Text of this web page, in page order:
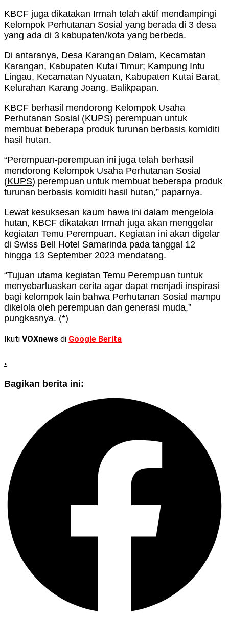
KBCF juga dikatakan Irmah telah aktif mendampingi
Kelompok Perhutanan Sosial yang berada di 3 desa
yang ada di 3 kabupaten/kota yang berbeda.
Di antaranya, Desa Karangan Dalam, Kecamatan
Karangan, Kabupaten Kutai Timur; Kampung Intu
Lingau, Kecamatan Nyuatan, Kabupaten Kutai Barat,
Kelurahan Karang Joang, Balikpapan.
KBCF berhasil mendorong Kelompok Usaha
Perhutanan Sosial (KUPS) perempuan untuk
membuat beberapa produk turunan berbasis komiditi
hasil hutan.
“Perempuan-perempuan ini juga telah berhasil
mendorong Kelompok Usaha Perhutanan Sosial
(KUPS) perempuan untuk membuat beberapa produk
turunan berbasis komiditi hasil hutan,” paparnya.
Lewat kesuksesan kaum hawa ini dalam mengelola
hutan, KBCF dikatakan Irmah juga akan menggelar
kegiatan Temu Perempuan. Kegiatan ini akan digelar
di Swiss Bell Hotel Samarinda pada tanggal 12
hingga 13 September 2023 mendatang.
“Tujuan utama kegiatan Temu Perempuan tuntuk
menyebarluaskan cerita agar dapat menjadi inspirasi
bagi kelompok lain bahwa Perhutanan Sosial mampu
dikelola oleh perempuan dan generasi muda,”
pungkasnya. (*)
Ikuti VOXnews di Google Berita
.
Bagikan berita ini: